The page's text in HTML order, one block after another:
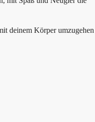
deinem Körper umzugehen